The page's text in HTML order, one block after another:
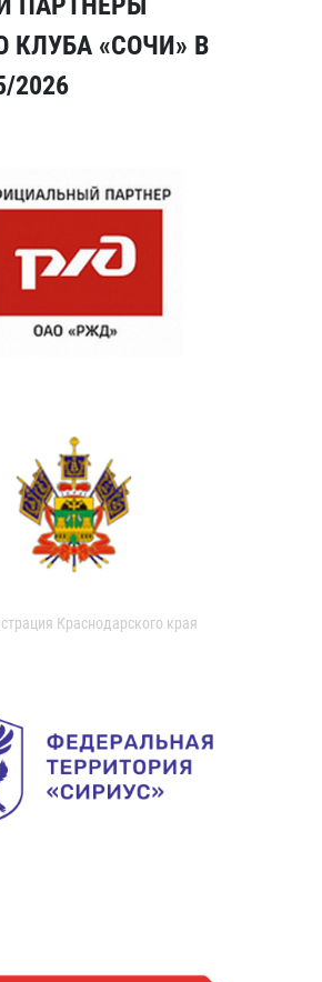
КЛУБА «СОЧИ» В
2026
Краснодарского края